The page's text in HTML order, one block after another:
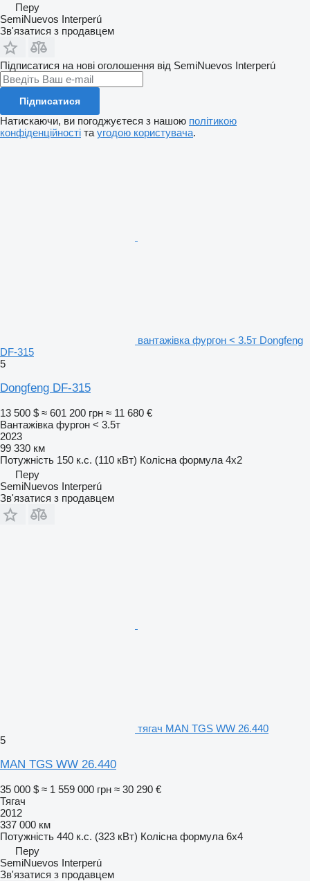
Перу
SemiNuevos Interperú
Зв'язатися з продавцем
Підписатися на нові оголошення від SemiNuevos Interperú
Підписатися
Натискаючи, ви погоджуєтеся з нашою політикою
конфіденційності та угодою користувача.
вантажівка фургон < 3.5т Dongfeng
DF-315
5
Dongfeng DF-315
13 500 $ ≈ 601 200 грн ≈ 11 680 €
Вантажівка фургон < 3.5т
2023
99 330 км
Потужність 150 к.с. (110 кВт) Колісна формула 4x2
Перу
SemiNuevos Interperú
Зв'язатися з продавцем
тягач MAN TGS WW 26.440
5
MAN TGS WW 26.440
35 000 $ ≈ 1 559 000 грн ≈ 30 290 €
Тягач
2012
337 000 км
Потужність 440 к.с. (323 кВт) Колісна формула 6x4
Перу
SemiNuevos Interperú
Зв'язатися з продавцем